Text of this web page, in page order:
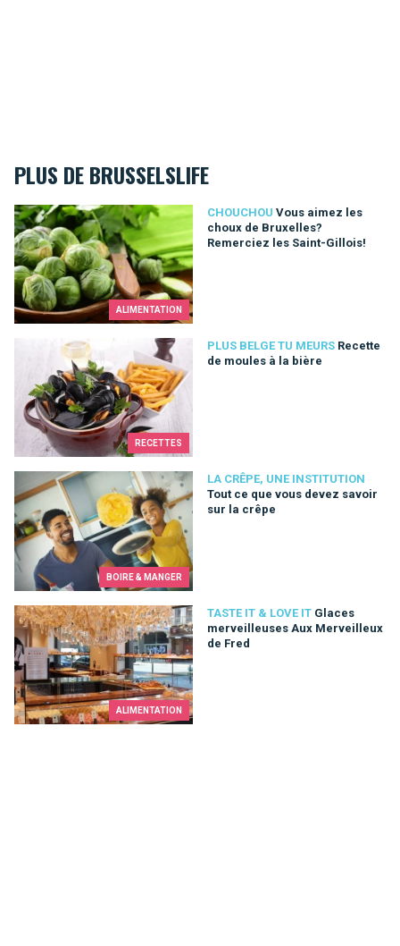
PLUS DE BRUSSELSLIFE
ALIMENTATION
CHOUCHOU Vous aimez les
choux de Bruxelles?
Remerciez les Saint-Gillois!
Vous aimez les choux de Bruxelles? Remerciez les Saint-
RECETTES
PLUS BELGE TU MEURS Recette
de moules à la bière
Recette de moules à la bière
BOIRE & MANGER
LA CRÊPE, UNE INSTITUTION
Tout ce que vous devez savoir
sur la crêpe
Tout ce que vous devez savoir sur la crêpe
ALIMENTATION
TASTE IT & LOVE IT Glaces
merveilleuses Aux Merveilleux
de Fred
Glaces merveilleuses Aux Merveilleux de Fred